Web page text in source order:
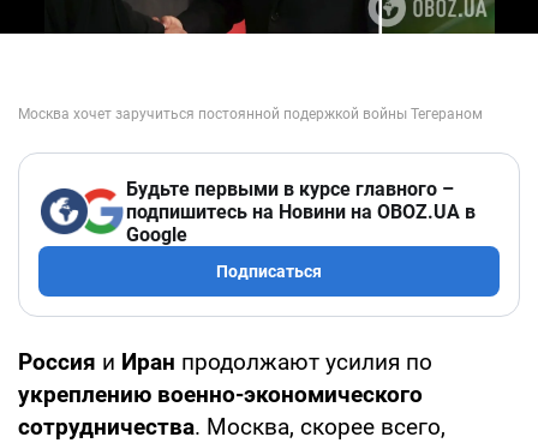
Будьте первыми в курсе главного –
подпишитесь на Новини на OBOZ.UA в
Google
Подписаться
Россия и Иран продолжают усилия по
укреплению военно-экономического
сотрудничества. Москва, скорее всего,